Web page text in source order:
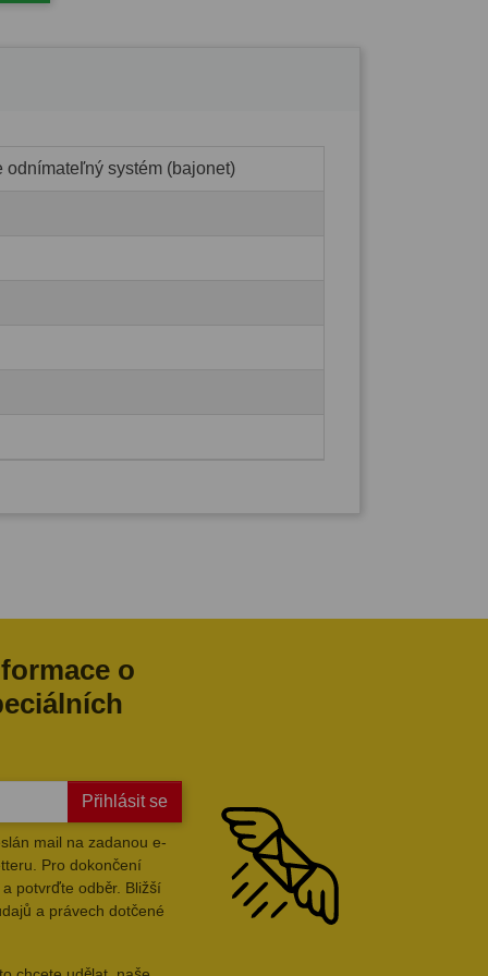
odnímateľný systém (bajonet)
o
Přihlásit se
mail na zadanou e-
Pro dokončení
potvrďte odběr. Bližší
a právech dotčené